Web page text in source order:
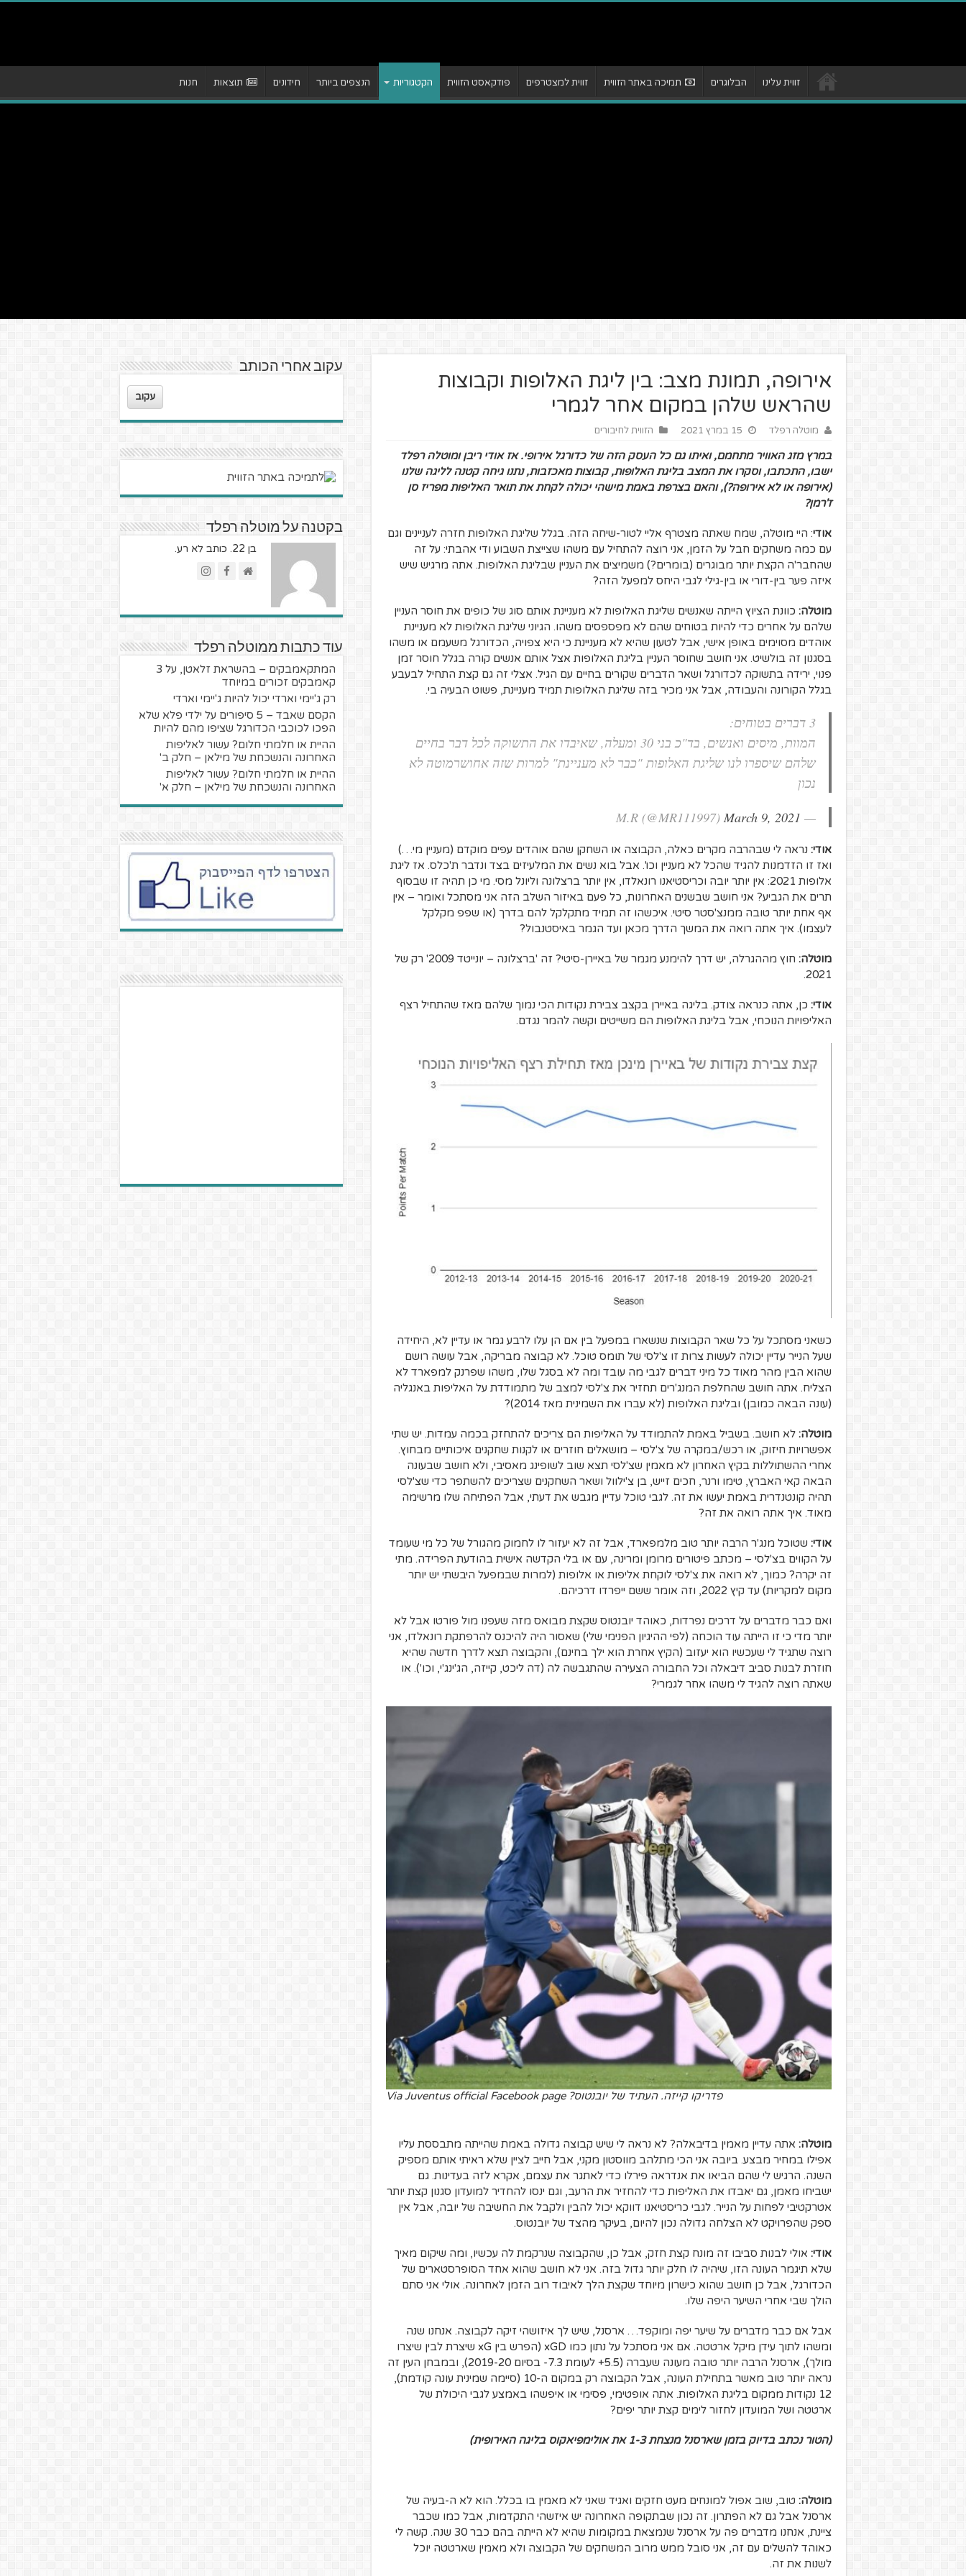
זווית עלינו הבלוגרים תמיכה באתר הזווית זווית למצטרפים פודקאסט הזווית הקטגוריות הנצפים ביותר חידונים תוצאות חנות
אירופה, תמונת מצב: בין ליגת האלופות וקבוצות
שהראש שלהן במקום אחר לגמרי
מוטלה רפלד 15 במרץ 2021 הזווית לחיבורים
במרץ מזג האוויר מתחמם, ואיתו גם כל העסק הזה של כדורגל אירופי. אז אודי ריבן ומוטלה רפלד
ישבו, התכתבו, וסקרו את המצב בליגת האלופות, קבוצות מאכזבות, נתנו גיחה קטנה לליגה שלנו
(אירופה או לא אירופה?), והאם בצרפת באמת מישהי יכולה לקחת את תואר האליפות מפריז סן
ז'רמן?
אודי: היי מוטלה, שמח שאתה מצטרף אליי לטור-שיחה הזה. בגלל שליגת האלופות חזרה לעניינים וגם
עם כמה משחקים חבל על הזמן, אני רוצה להתחיל עם משהו שצייצת השבוע ודי אהבתי: על זה
שהחבר'ה הקצת יותר מבוגרים (בומרים?) משמיצים את העניין שבליגת האלופות. אתה מרגיש שיש
איזה פער בין-דורי או בין-גילי לגבי היחס למפעל הזה?
מוטלה: כוונת הציוץ הייתה שאנשים שליגת האלופות לא מעניינת אותם סוג של כופים את חוסר העניין
שלהם על אחרים כדי להיות בטוחים שהם לא מפספסים משהו. הגיוני שליגת האלופות לא מעניינת
אוהדים מסוימים באופן אישי, אבל לטעון שהיא לא מעניינת כי היא צפויה, הכדורגל משעמם או משהו
בסגנון זה בולשיט. אני חושב שחוסר העניין בליגת האלופות אצל אותם אנשים קורה בגלל חוסר זמן
פנוי, ירידה בתשוקה לכדורגל ושאר הדברים שקורים בחיים עם הגיל. אצלי זה גם קצת התחיל לבעבע
בגלל הקורונה והעבודה, אבל אני מכיר בזה שליגת האלופות תמיד מעניינת, פשוט הבעיה בי.
3 דברים בטוחים:
המוות, מיסים ואנשים, בד"כ בני 30 ומעלה, שאיבדו את התשוקה לכל דבר בחיים
שלהם שיספרו לנו שליגת האלופות "כבר לא מעניינת" למרות שזה אחושרמוטה לא
נכון
— M.R (@MR111997)
March 9, 2021
אודי: נראה לי שבהרבה מקרים כאלה, הקבוצה או השחקן שהם אוהדים עפים מוקדם (מעניין מי…)
ואז זו הזדמנות להגיד שהכל לא מעניין וכו'. אבל בוא נשים את המלעיזים בצד ונדבר ת'כלס. אז ליגת
אלופות 2021: אין יותר יובה וכריסטיאנו רונאלדו, אין יותר ברצלונה וליונל מסי. מי כן תהיה זו שבסוף
תרים את הגביע? אני חושב שבשנים האחרונות, כל פעם באיזור השלב הזה אני מסתכל ואומר – אין
אף אחת יותר טובה ממנצ'סטר סיטי. איכשהו זה תמיד מתקלקל להם בדרך (או שפפ מקלקל
לעצמו). איך אתה רואה את המשך הדרך מכאן ועד הגמר באיסטנבול?
מוטלה:
חוץ מההגרלה, יש דרך להימנע מגמר של באיירן-סיטי? זה 'ברצלונה – יונייטד 2009' רק של
2021.
אודי: כן, אתה כנראה צודק. בליגה באיירן בקצב צבירת נקודות הכי נמוך שלהם מאז שהתחיל רצף
האליפויות הנוכחי, אבל בליגת האלופות הם משייטים וקשה להמר נגדם.
כשאני מסתכל על כל שאר הקבוצות שנשארו במפעל בין אם הן עלו לרבע גמר או עדיין לא, היחידה
שעל הנייר עדיין יכולה לעשות צרות זו צ'לסי של תומס טוכל. לא קבוצה מבריקה, אבל עושה רושם
שהוא הבין מהר מאוד כל מיני דברים לגבי מה עובד ומה לא בסגל שלו, משהו שפרנק למפארד לא
הצליח. אתה חושב שהחלפת המנג'רים תחזיר את צ'לסי למצב של מתמודדת על האליפות באנגליה
(עונה הבאה כמובן) ובליגת האלופות (לא עברו את השמינית מאז 2014)?
מוטלה: לא חושב. בשביל באמת להתמודד על האליפות הם צריכים להתחזק בכמה עמדות. יש שתי
אפשרויות חיזוק, או רכש/במקרה של צ'לסי – מושאלים חוזרים או לקנות שחקנים איכותיים מבחוץ.
אחרי ההשתוללות בקיץ האחרון לא מאמין שצ'לסי תצא שוב לשופינג מאסיבי, ולא חושב שבעונה
הבאה קאי האברץ, טימו ורנר, חכים זייש, בן צ'ילוול ושאר השחקנים שצריכים להשתפר כדי שצ'לסי
תהיה קונטנדרית באמת יעשו את זה. לגבי טוכל עדיין מגבש את דעתי, אבל הפתיחה שלו מרשימה
מאוד. איך אתה רואה את זה?
אודי: שטוכל מנג'ר הרבה יותר טוב מלמפארד, אבל זה לא יעזור לו לחמוק מהגורל של כל מי שעומד
על הקווים בצ'לסי – מכתב פיטורים מרומן ומרינה, עם או בלי הקדשה אישית בהודעת הפרידה. מתי
זה יקרה? כמוך, לא רואה את צ'לסי לוקחת אליפות או אלופות (למרות שבמפעל היבשתי יש יותר
מקום למקריות) עד קיץ 2022, וזה אומר ששם ייפרדו דרכיהם.
ואם כבר מדברים על דרכים נפרדות, כאוהד יובנטוס שקצת מבואס מזה שעפנו מול פורטו אבל לא
יותר מדי כי זו הייתה עוד הוכחה (לפי ההיגיון הפנימי שלי) שאסור היה להיכנס להרפתקת רונאלדו, אני
רוצה שתגיד לי שעכשיו הוא יעזוב (הקיץ אחרת הוא ילך בחינם), והקבוצה תצא לדרך חדשה שהיא
חוזרת לבנות סביב דיבאלה וכל החבורה הצעירה שהתגבשה לה (דה ליכט, קייזה, הג'ינג'י, וכו'). או
שאתה רוצה להגיד לי משהו אחר לגמרי?
פדריקו קייזה. העתיד של יובנטוס? Via Juventus official Facebook page
מוטלה: אתה עדיין מאמין בדיבאלה? לא נראה לי שיש קבוצה גדולה באמת שהייתה מתבססת עליו
אפילו במחיר מבצע. ביובה אני הכי מתלהב מווסטון מקני, אבל חייב לציין שלא ראיתי אותם מספיק
השנה. הרגיש לי שהם הביאו את אנדראה פירלו כדי לאתגר את עצמם, אקרא לזה בעדינות. גם
ישביחו מאמן, גם יאבדו את האליפות כדי להחזיר את הרעב, וגם ינסו להחדיר למועדון סגנון קצת יותר
אטרקטיבי לפחות על הנייר. לגבי כריסטיאנו דווקא יכול להבין ולקבל את החשיבה של יובה, אבל אין
ספק שהפרויקט לא הצלחה גדולה נכון להיום, בעיקר מהצד של יובנטוס.
אודי: אולי לבנות סביבו זה מונח קצת חזק, אבל כן, שהקבוצה שנרקמת לה עכשיו, ומה שיקום מאיך
שלא תיגמר העונה הזו, שיהיה לו חלק יותר גדול בזה. אני לא חושב שהוא אחד הסופרסטארים של
הכדורגל, אבל כן חושב שהוא כישרון מיוחד שקצת הלך לאיבוד רוב הזמן לאחרונה. אולי אני סתם
הולך שבי אחרי השיער היפה שלו.
אבל אם כבר מדברים על שיער יפה ומוקפד… ארסנל, שיש לך איזושהי זיקה לקבוצה. אנחנו שנה
ומשהו לתוך עידן מיקל ארטטה. אם אני מסתכל על נתון כמו xGD (הפרש בין xG שיצרת לבין שיצרו
מולך), ארסנל הרבה יותר טובה מעונה שעברה (5.5+ לעומת 7.3- בסיום 2019-20), ובמבחן העין זה
נראה יותר טוב מאשר בתחילת העונה, אבל הקבוצה רק במקום ה-10 (סיימה שמינית עונה קודמת),
12 נקודות ממקום בליגת האלופות. אתה אופטימי, פסימי או איפשהו באמצע לגבי היכולת של
ארטטה ושל המועדון לחזור לימים קצת יותר יפים?
(הטור נכתב בדיוק בזמן שארסנל מנצחת 1-3 את אולימפיאקוס בליגה האירופית)
מוטלה: טוב, שוב אפול למונחים מעט חזקים ואגיד שאני לא מאמין בו בכלל. הוא לא ה-בעיה של
ארסנל אבל גם לא הפתרון. זה נכון שבתקופה האחרונה יש איזשהי התקדמות, אבל כמו שכבר
ציינת, אנחנו מדברים פה על ארסנל שנמצאת במקומות שהיא לא הייתה בהם כבר 30 שנה. קשה לי
כאוהד להשלים עם זה, אני סובל ממש מרוב המשחקים של הקבוצה ולא מאמין שארטטה יוכל
לשנות את זה.
עקוב אחרי הכותב
עקוב
בקטנה על מוטלה רפלד
בן 22. כותב לא רע.
עוד כתבות ממוטלה רפלד
המתקאמבקים – בהשראת זלאטן, על 3
קאמבקים זכורים במיוחד
רק ג'יימי וארדי יכול להיות ג'יימי וארדי
הקסם שאבד – 5 סיפורים על ילדי פלא שלא
הפכו לכוכבי הכדורגל שציפו מהם להיות
ההיית או חלמתי חלום? עשור לאליפות
האחרונה והנשכחת של מילאן – חלק ב'
ההיית או חלמתי חלום? עשור לאליפות
האחרונה והנשכחת של מילאן – חלק א'